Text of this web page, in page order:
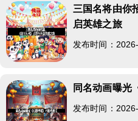
三国名将由你
启英雄之旅
发布时间：
同名动画曝光
发布时间：